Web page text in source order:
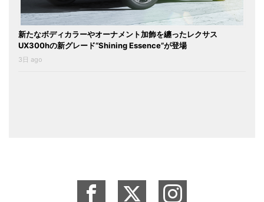
新たなボディカラーやオーナメント加飾を纏ったレクサス
UX300hの新グレード“Shining Essence”が登場
3日 ago